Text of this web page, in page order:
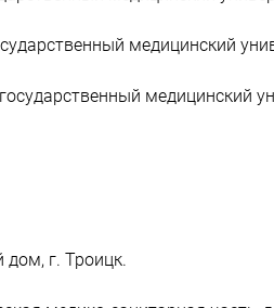
медицинский
медицинский
дом, г. Троицк.